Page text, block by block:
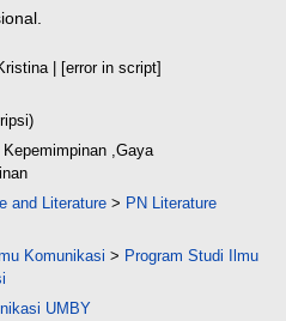
| [error in script]
Kepemimpinan ,Gaya
and Literature > PN Literature
Komunikasi > Program Studi Ilmu
UMBY